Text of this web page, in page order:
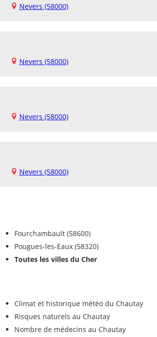
Nevers (58000)
Nevers (58000)
Nevers (58000)
Nevers (58000)
Fourchambault (58600)
Pougues-les-Eaux (58320)
Toutes les villes du Cher
Climat et historique météo du Chautay
Risques naturels au Chautay
Nombre de médecins au Chautay